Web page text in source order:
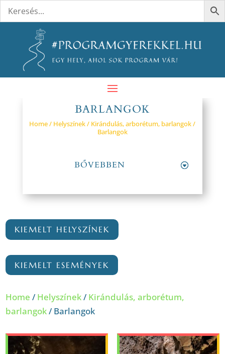
BARLANGOK
Home/ Helyszínek/ Kirándulás, arborétum, barlangok/
Barlangok
BŐVEBBEN
KIEMELT HELYSZÍNEK
KIEMELT ESEMÉNYEK
Home / Helyszínek/ Kirándulás, arborétum,
barlangok/ Barlangok